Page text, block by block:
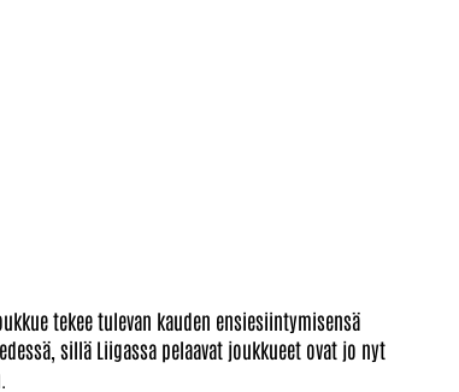
tekee tulevan kauden ensiesiintymisensä
sillä Liigassa pelaavat joukkueet ovat jo nyt